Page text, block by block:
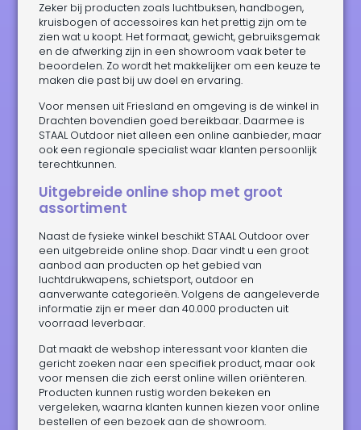
Zeker bij producten zoals luchtbuksen, handbogen,
kruisbogen of accessoires kan het prettig zijn om te
zien wat u koopt. Het formaat, gewicht, gebruiksgemak
en de afwerking zijn in een showroom vaak beter te
beoordelen. Zo wordt het makkelijker om een keuze te
maken die past bij uw doel en ervaring.
Voor mensen uit Friesland en omgeving is de winkel in
Drachten bovendien goed bereikbaar. Daarmee is
STAAL Outdoor niet alleen een online aanbieder, maar
ook een regionale specialist waar klanten persoonlijk
terechtkunnen.
Uitgebreide online shop met groot
assortiment
Naast de fysieke winkel beschikt STAAL Outdoor over
een uitgebreide online shop. Daar vindt u een groot
aanbod aan producten op het gebied van
luchtdrukwapens, schietsport, outdoor en
aanverwante categorieën. Volgens de aangeleverde
informatie zijn er meer dan 40.000 producten uit
voorraad leverbaar.
Dat maakt de webshop interessant voor klanten die
gericht zoeken naar een specifiek product, maar ook
voor mensen die zich eerst online willen oriënteren.
Producten kunnen rustig worden bekeken en
vergeleken, waarna klanten kunnen kiezen voor online
bestellen of een bezoek aan de showroom.